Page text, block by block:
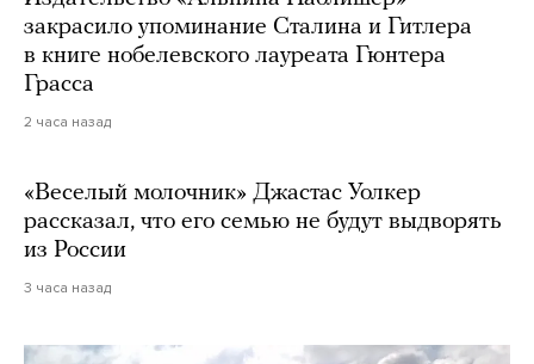
закрасило упоминание Сталина и Гитлера
в книге нобелевского лауреата Гюнтера
Грасса
2 часа назад
«Веселый молочник» Джастас Уолкер
рассказал, что его семью не будут выдворять
из России
3 часа назад